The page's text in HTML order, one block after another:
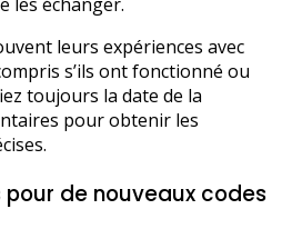
les échanger.
leurs expériences avec
s’ils ont fonctionné ou
toujours la date de la
pour obtenir les
de nouveaux codes